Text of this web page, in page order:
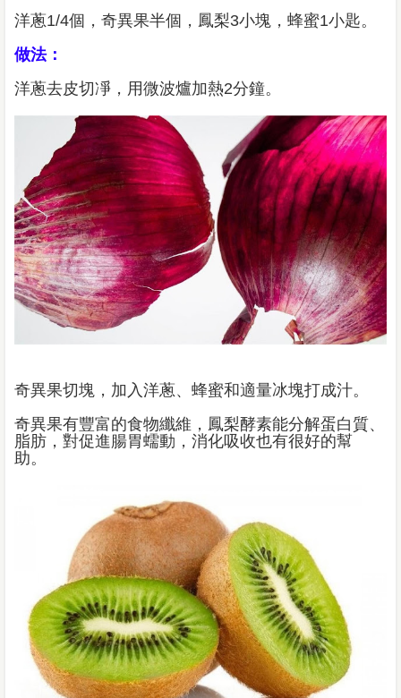
洋蔥1/4個，奇異果半個，鳳梨3小塊，蜂蜜1小匙。
做法：
洋蔥去皮切凈，用微波爐加熱2分鐘。
奇異果切塊，加入洋蔥、蜂蜜和適量冰塊打成汁。
奇異果有豐富的食物纖維，鳳梨酵素能分解蛋白質、
脂肪，對促進腸胃蠕動，消化吸收也有很好的幫
助。